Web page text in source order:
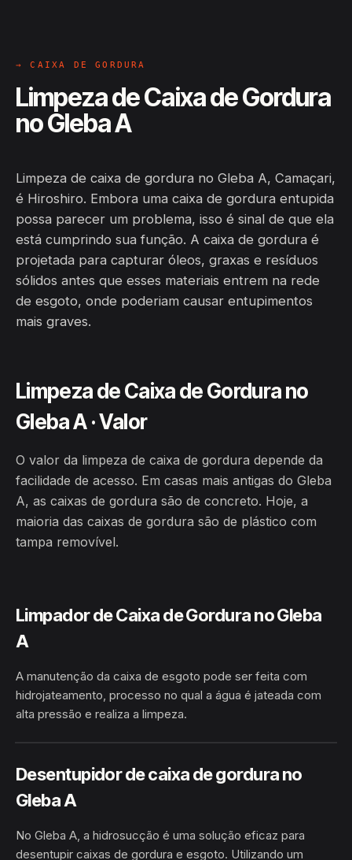
→ CAIXA DE GORDURA
Limpeza de Caixa de Gordura
no Gleba A
Limpeza de caixa de gordura no Gleba A, Camaçari,
é Hiroshiro. Embora uma caixa de gordura entupida
possa parecer um problema, isso é sinal de que ela
está cumprindo sua função. A caixa de gordura é
projetada para capturar óleos, graxas e resíduos
sólidos antes que esses materiais entrem na rede
de esgoto, onde poderiam causar entupimentos
mais graves.
Limpeza de Caixa de Gordura no
Gleba A · Valor
O valor da limpeza de caixa de gordura depende da
facilidade de acesso. Em casas mais antigas do Gleba
A, as caixas de gordura são de concreto. Hoje, a
maioria das caixas de gordura são de plástico com
tampa removível.
Limpador de Caixa de Gordura no Gleba
A
A manutenção da caixa de esgoto pode ser feita com
hidrojateamento, processo no qual a água é jateada com
alta pressão e realiza a limpeza.
HIDROJATEAMENTO
Desentupidor de caixa de gordura no
Gleba A
No Gleba A, a hidrosucção é uma solução eficaz para
desentupir caixas de gordura e esgoto. Utilizando um